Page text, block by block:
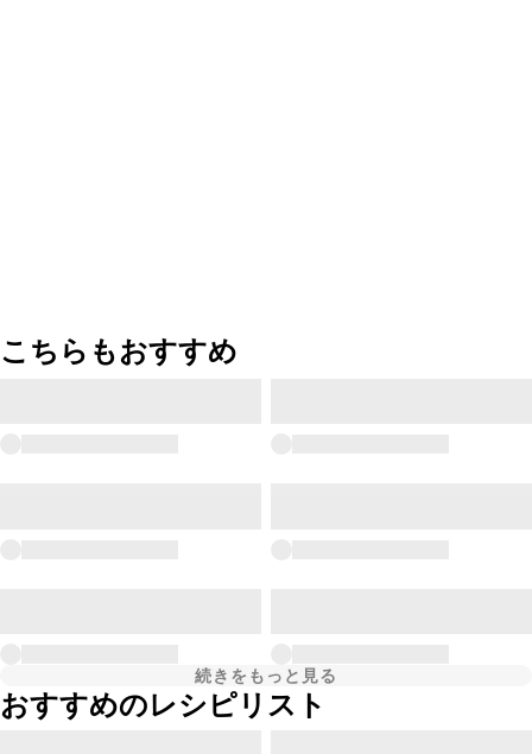
こちらもおすすめ
続きをもっと見る
おすすめのレシピリスト